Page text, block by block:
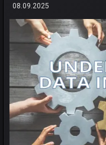
08.09.2025